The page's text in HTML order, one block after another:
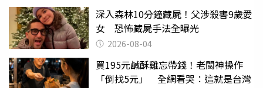
深入森林10分鐘藏屍！父涉殺害9歲愛
女 恐怖藏屍手法全曝光
2026-08-04
買195元鹹酥雞忘帶錢！老闆神操作
「倒找5元」 全網看哭：這就是台灣